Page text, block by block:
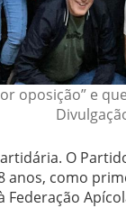
oposição” e
O
anos, como